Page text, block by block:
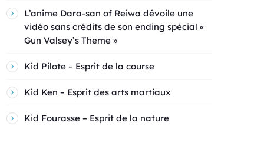
L’anime Dara-san of Reiwa dévoile une
vidéo sans crédits de son ending spécial «
Gun Valsey’s Theme »
Kid Pilote – Esprit de la course
Kid Ken – Esprit des arts martiaux
Kid Fourasse – Esprit de la nature